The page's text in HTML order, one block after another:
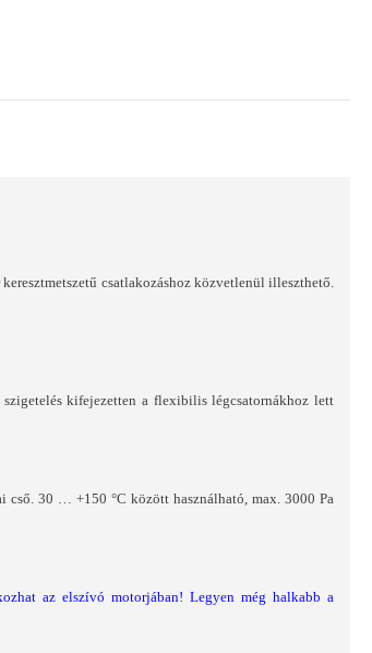
csatlakozáshoz közvetlenül illeszthető.
kifejezetten a flexibilis légcsatornákhoz lett
cső. 30 … +150 °C között használható, max. 3000 Pa
az elszívó motorjában! Legyen még halkabb a